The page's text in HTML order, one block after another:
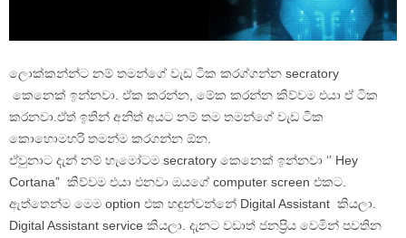
ලොක්කන්න්ට නම් තමන්ගේ වැඩ ටික කරග්ගන්න secratory
කෙනෙක් ඉන්නවා. ඒක කරන්න, මේක කරන්න කිව්වම එයා ඒ ටික
කරනවා.ඒත් ඉතින් අනිත් අයට නම් තම තමන්ගේ වැඩ ටික
කොහොමහරි තමන්ම කරගන්න ඕන.
ඒවුනාට දැන් නම් හැමෝටම secratory කෙනෙක් ඉන්නවා ‘’ Hey
Cortana” කිව්වම එයා එනවා ඔයගේ computer screen එකට.
ඇත්තෙන්ම මෙම option එක හඳුන්වන්නේ Digital Assistant කියලා.
Digital Assistant service කියලා. දැනට වඩාත් ජනප්‍රිය වෙමින් පවතින